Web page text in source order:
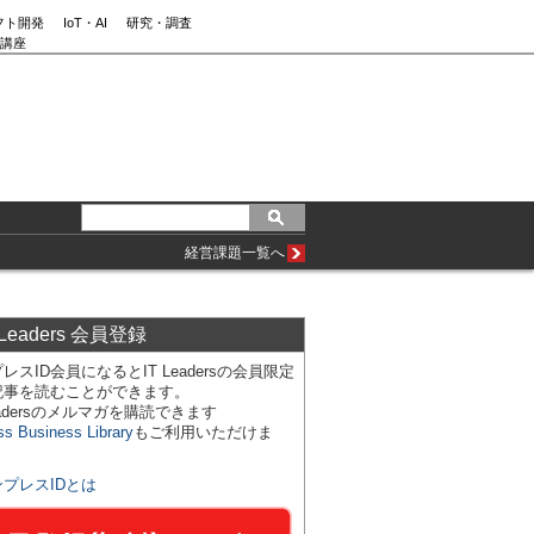
ト開発 IoT・AI
研究・調査
座
経営課題一覧へ
会員登録
スID会員になるとIT Leadersの会員限定
を読むことができます。
のメルマガを購読できます
Business Libraryもご利用いただけま
プレスIDとは